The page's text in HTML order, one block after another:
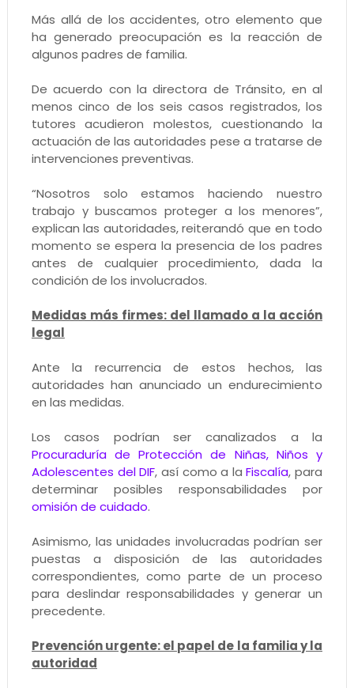
Más allá de los accidentes, otro elemento que
ha generado preocupación es la reacción de
algunos padres de familia.
De acuerdo con la directora de Tránsito, en al
menos cinco de los seis casos registrados, los
tutores acudieron molestos, cuestionando la
actuación de las autoridades pese a tratarse de
intervenciones preventivas.
“Nosotros solo estamos haciendo nuestro
trabajo y buscamos proteger a los menores”,
explican las autoridades, reiterandó que en todo
momento se espera la presencia de los padres
antes de cualquier procedimiento, dada la
condición de los involucrados.
Medidas más firmes: del llamado a la acción
legal
Ante la recurrencia de estos hechos, las
autoridades han anunciado un endurecimiento
en las medidas.
Los casos podrían ser canalizados a la
Procuraduría de Protección de Niñas, Niños y
Adolescentes del DIF, así como a laFiscalía, para
determinar posibles responsabilidades por
omisión de cuidado.
Asimismo, las unidades involucradas podrían ser
puestas a disposición de las autoridades
correspondientes, como parte de un proceso
para deslindar responsabilidades y generar un
precedente.
Prevención urgente: el papel de la familia y la
autoridad